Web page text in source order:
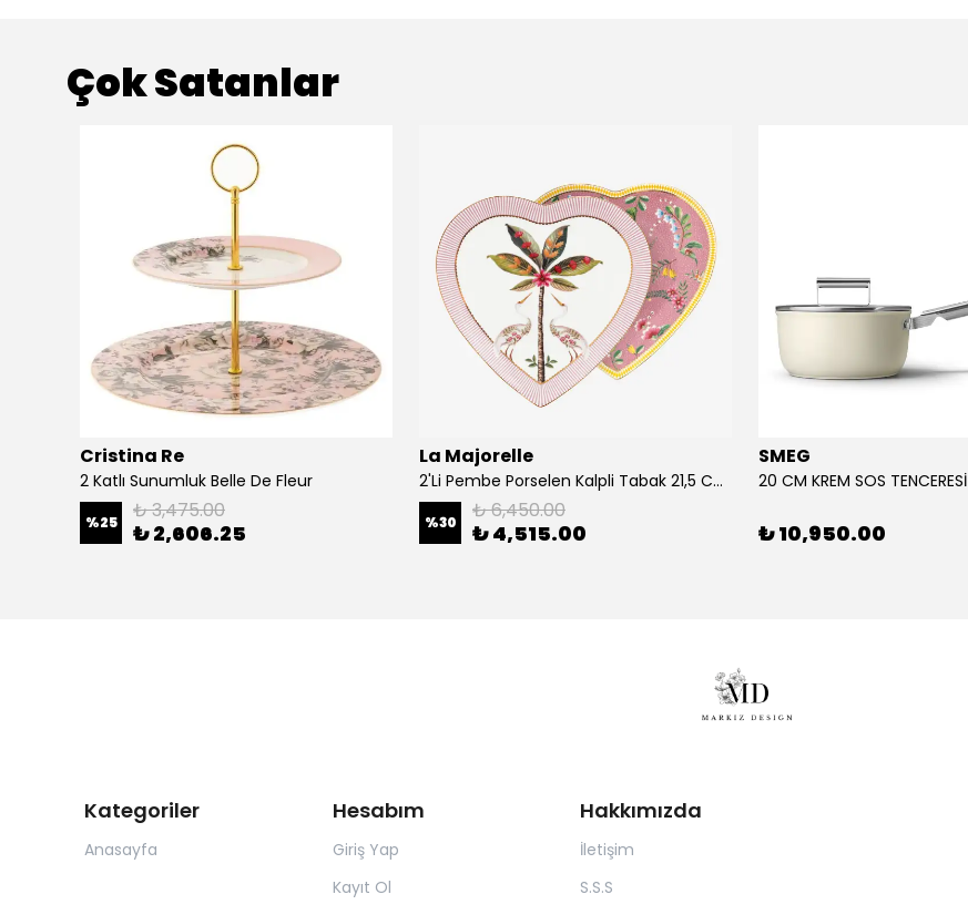
Çok Satanlar
Cristina Re
2 Katlı Sunumluk Belle De Fleur
%25 ₺ 3,475.00
₺ 2,606.25
La Majorelle
2'Li Pembe Porselen Kalpli Tabak 21,5 Cm La Majorelle
%30 ₺ 6,450.00
₺ 4,515.00
SMEG
20 CM KREM SOS TENCERESİ
₺ 10,950.00
Kategoriler
Anasayfa
Hesabım
Giriş Yap
Kayıt Ol
Hakkımızda
İletişim
S.S.S